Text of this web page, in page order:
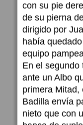
con su pie
de su pierna
dirigido por
había
equipo
En el segundo
ante un Albo
primera Mitad,
Badilla envía
nieto que con